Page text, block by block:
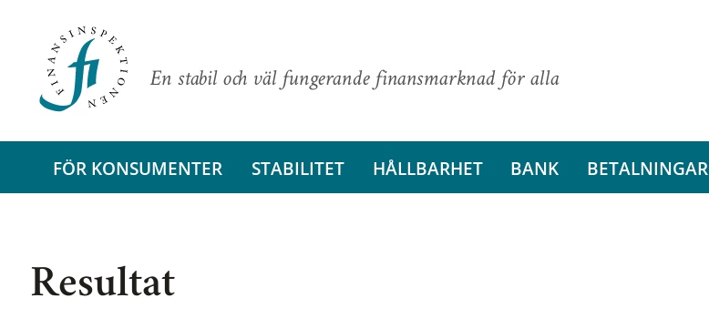
En stabil och väl fungerande finansmarknad för alla
FÖR KONSUMENTER STABILITET HÅLLBARHET BANK BETALNINGAR
Resultat